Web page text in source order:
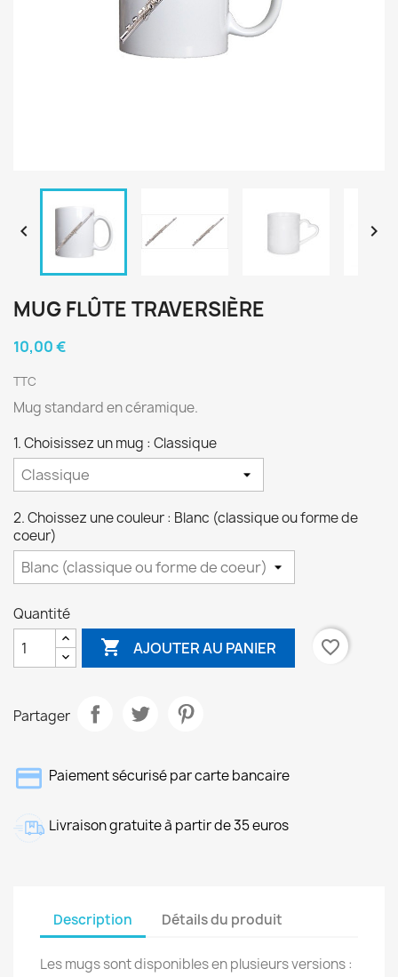
 
MUG FLÛTE TRAVERSIÈRE
10,00 €
TTC
Mug standard en céramique.
1. Choisissez un mug : Classique
2. Choissez une couleur : Blanc (classique ou forme de
coeur)
Quantité
 AJOUTER AU PANIER favorite_border
Partager
Paiement sécurisé par carte bancaire
Livraison gratuite à partir de 35 euros
Description Détails du produit
Les mugs sont disponibles en plusieurs versions :